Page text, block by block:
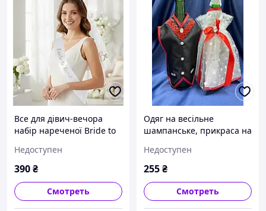
Все для дівич-вечора
набір нареченої Bride to
Білий (120221)
Недоступен
390₴
Смотреть
Одяг на весільне
шампанське, прикраса на
Недоступен
255₴
Смотреть